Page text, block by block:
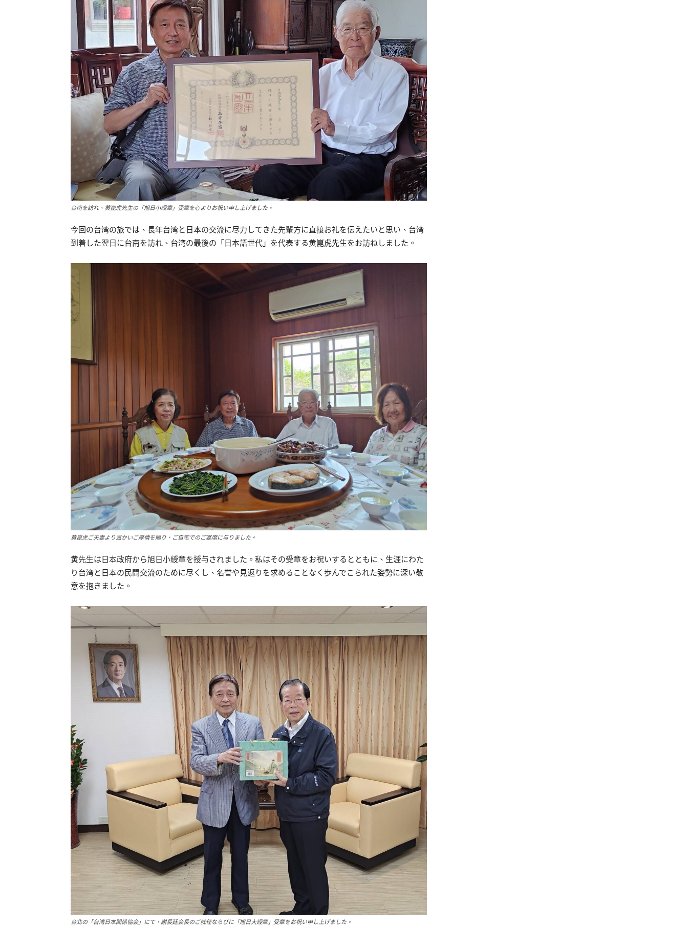
台南を訪れ、黄崑虎先生の「旭日小綬章」受章を心よりお祝い申し上げました。
今回の台湾の旅では、長年台湾と日本の交流に尽力してきた先輩方に直接お礼を伝えたいと思い、台湾
到着した翌日に台南を訪れ、台湾の最後の「日本語世代」を代表する黄崑虎先生をお訪ねしました。
黄崑虎ご夫妻より温かいご厚情を賜り、ご自宅でのご宴席に与りました。
黄先生は日本政府から旭日小綬章を授与されました。私はその受章をお祝いするとともに、生涯にわた
り台湾と日本の民間交流のために尽くし、名誉や見返りを求めることなく歩んでこられた姿勢に深い敬
意を抱きました。
台北の「台湾日本関係協会」にて、謝長廷会長のご就任ならびに「旭日大綬章」受章をお祝い申し上げました。